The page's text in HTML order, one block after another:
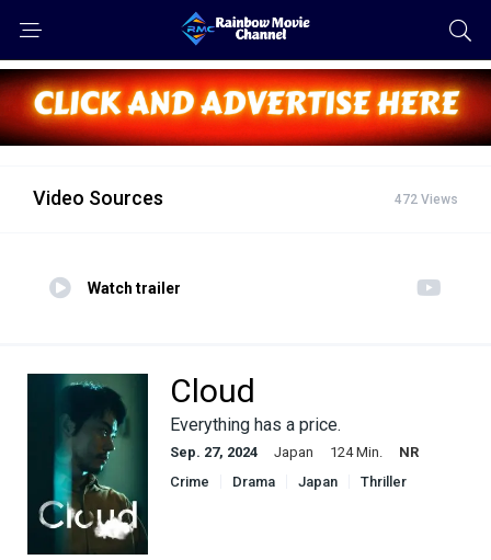
Video Sources 472 Views
Watch trailer
Cloud
Everything has a price.
Sep. 27, 2024 Japan 124 Min.
NR
Crime
Drama Japan Thriller